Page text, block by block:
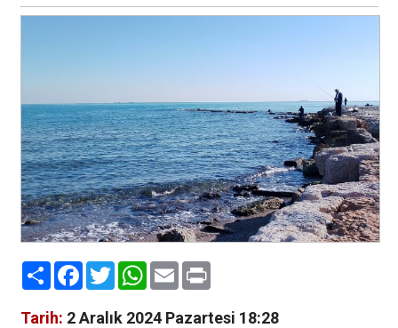
PaylaşFacebook
TwitterWhatsApp
EmailPrint
Tarih: 2 Aralık 2024 Pazartesi 18:28